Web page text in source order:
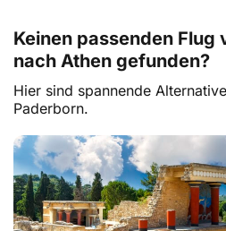
Keinen passenden Flug
nach Athen gefunden?
Hier sind spannende
Paderborn.